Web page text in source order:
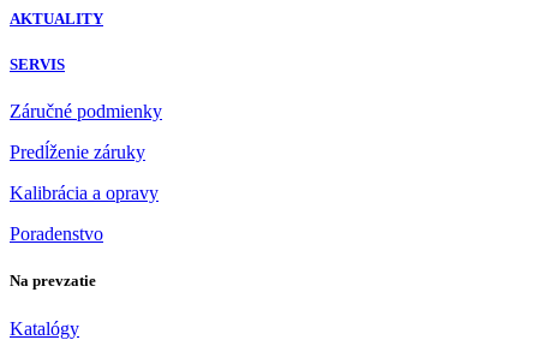
AKTUALITY
SERVIS
Záručné podmienky
Predĺženie záruky
Kalibrácia a opravy
Poradenstvo
Na prevzatie
Katalógy